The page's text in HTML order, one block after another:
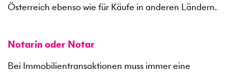
Österreich ebenso wie für Käufe in anderen Ländern.
Notarin oder Notar
Bei Immobilientransaktionen muss immer eine